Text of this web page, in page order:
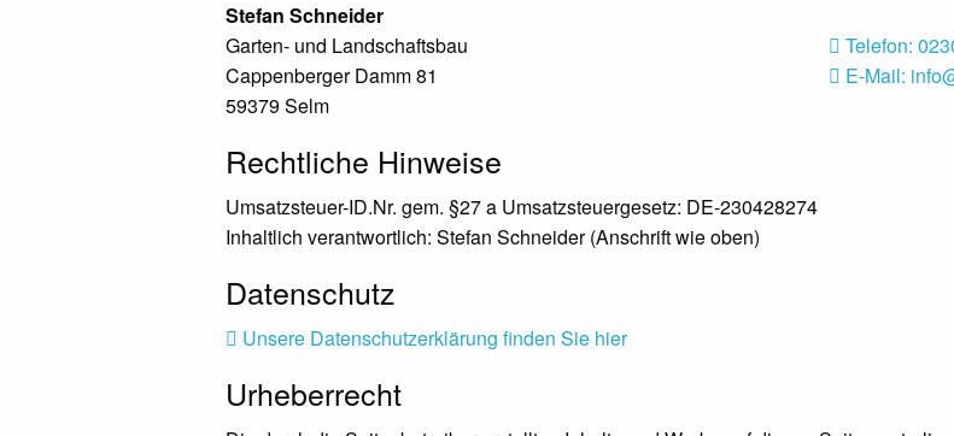
Stefan Schneider
Garten- und Landschaftsbau
Cappenberger Damm 81
59379 Selm
Telefon:
E-Mail:
Rechtliche Hinweise
Umsatzsteuer-ID.Nr. gem. §27 a Umsatzsteuergesetz: DE-230428274
Inhaltlich verantwortlich: Stefan Schneider (Anschrift wie oben)
Datenschutz
Unsere Datenschutzerklärung finden Sie hier
Urheberrecht